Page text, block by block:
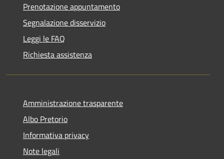
Prenotazione appuntamento
Segnalazione disservizio
Leggi le FAQ
Richiesta assistenza
Amministrazione trasparente
Albo Pretorio
Informativa privacy
Note legali